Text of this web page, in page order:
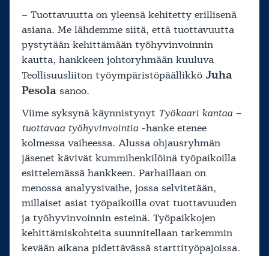
– Tuottavuutta on yleensä kehitetty erillisenä
asiana. Me lähdemme siitä, että tuottavuutta
pystytään kehittämään työhyvinvoinnin
kautta, hankkeen johtoryhmään kuuluva
Teollisuusliiton työympäristöpäällikkö Juha
Pesola sanoo.
Viime syksynä käynnistynyt Työkaari kantaa –
tuottavaa työhyvinvointia -hanke etenee
kolmessa vaiheessa. Alussa ohjausryhmän
jäsenet kävivät kummihenkilöinä työpaikoilla
esittelemässä hankkeen. Parhaillaan on
menossa analyysivaihe, jossa selvitetään,
millaiset asiat työpaikoilla ovat tuottavuuden
ja työhyvinvoinnin esteinä. Työpaikkojen
kehittämiskohteita suunnitellaan tarkemmin
kevään aikana pidettävässä starttityöpajoissa.